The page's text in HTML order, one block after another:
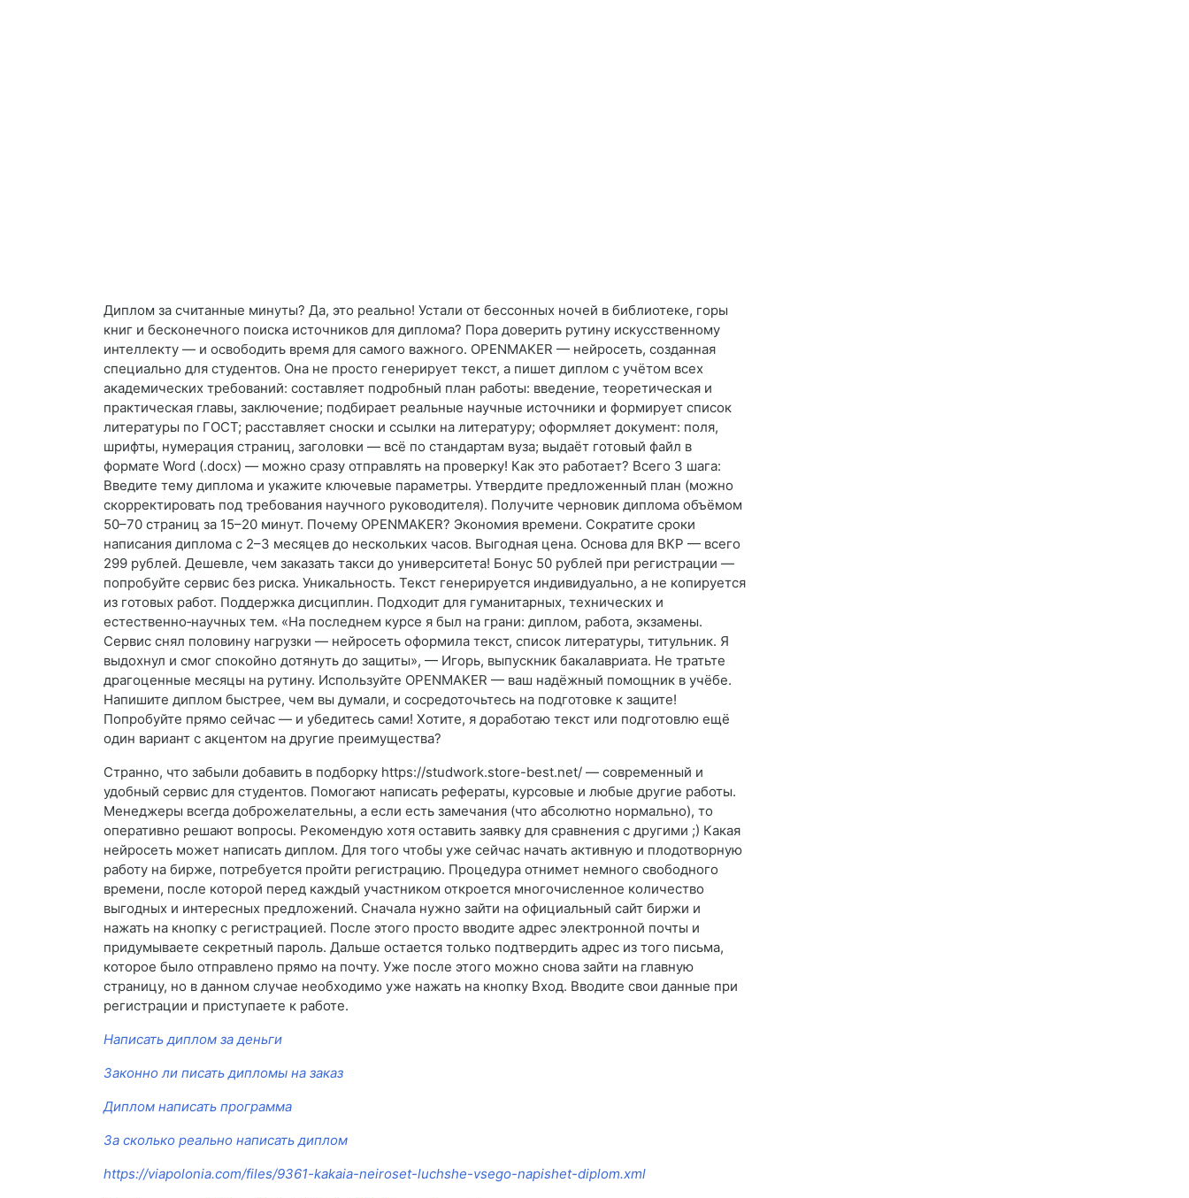
Диплом за считанные минуты? Да, это реально! Устали от бессонных ночей в библиотеке, горы
книг и бесконечного поиска источников для диплома? Пора доверить рутину искусственному
интеллекту — и освободить время для самого важного. OPENMAKER — нейросеть, созданная
специально для студентов. Она не просто генерирует текст, а пишет диплом с учётом всех
академических требований: составляет подробный план работы: введение, теоретическая и
практическая главы, заключение; подбирает реальные научные источники и формирует список
литературы по ГОСТ; расставляет сноски и ссылки на литературу; оформляет документ: поля,
шрифты, нумерация страниц, заголовки — всё по стандартам вуза; выдаёт готовый файл в
формате Word (.docx) — можно сразу отправлять на проверку! Как это работает? Всего 3 шага:
Введите тему диплома и укажите ключевые параметры. Утвердите предложенный план (можно
скорректировать под требования научного руководителя). Получите черновик диплома объёмом
50–70 страниц за 15–20 минут. Почему OPENMAKER? Экономия времени. Сократите сроки
написания диплома с 2–3 месяцев до нескольких часов. Выгодная цена. Основа для ВКР — всего
299 рублей. Дешевле, чем заказать такси до университета! Бонус 50 рублей при регистрации —
попробуйте сервис без риска. Уникальность. Текст генерируется индивидуально, а не копируется
из готовых работ. Поддержка дисциплин. Подходит для гуманитарных, технических и
естественно‑научных тем. «На последнем курсе я был на грани: диплом, работа, экзамены.
Сервис снял половину нагрузки — нейросеть оформила текст, список литературы, титульник. Я
выдохнул и смог спокойно дотянуть до защиты», — Игорь, выпускник бакалавриата. Не тратьте
драгоценные месяцы на рутину. Используйте OPENMAKER — ваш надёжный помощник в учёбе.
Напишите диплом быстрее, чем вы думали, и сосредоточьтесь на подготовке к защите!
Попробуйте прямо сейчас — и убедитесь сами! Хотите, я доработаю текст или подготовлю ещё
один вариант с акцентом на другие преимущества?
Странно, что забыли добавить в подборку https://studwork.store-best.net/ — современный и
удобный сервис для студентов. Помогают написать рефераты, курсовые и любые другие работы.
Менеджеры всегда доброжелательны, а если есть замечания (что абсолютно нормально), то
оперативно решают вопросы. Рекомендую хотя оставить заявку для сравнения с другими ;) Какая
нейросеть может написать диплом. Для того чтобы уже сейчас начать активную и плодотворную
работу на бирже, потребуется пройти регистрацию. Процедура отнимет немного свободного
времени, после которой перед каждый участником откроется многочисленное количество
выгодных и интересных предложений. Сначала нужно зайти на официальный сайт биржи и
нажать на кнопку с регистрацией. После этого просто вводите адрес электронной почты и
придумываете секретный пароль. Дальше остается только подтвердить адрес из того письма,
которое было отправлено прямо на почту. Уже после этого можно снова зайти на главную
страницу, но в данном случае необходимо уже нажать на кнопку Вход. Вводите свои данные при
регистрации и приступаете к работе.
Написать диплом за деньги
Законно ли писать дипломы на заказ
Диплом написать программа
За сколько реально написать диплом
https://viapolonia.com/files/9361-kakaia-neiroset-luchshe-vsego-napishet-diplom.xml